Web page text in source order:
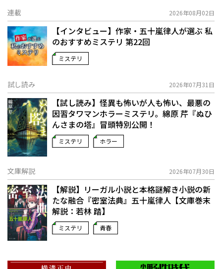
連載 2026年08月02日
【インタビュー】作家・五十嵐律人が選ぶ 私
のおすすめミステリ 第22回
ミステリ
試し読み 2026年07月31日
【試し読み】怪異も怖いが人も怖い、最悪の
因習タワマンホラーミステリ。綿原 芹『ぬひ
んさまの塔』冒頭特別公開！
ミステリ ホラー
文庫解説 2026年07月30日
【解説】リーガル小説と本格謎解き小説の新
たな融合――『密室法典』五十嵐律人【文庫巻末
解説：若林 踏】
ミステリ 青春